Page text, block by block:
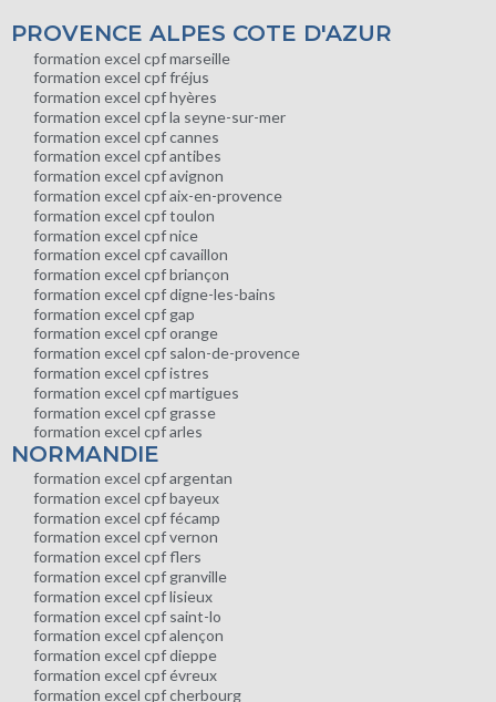
PROVENCE ALPES COTE D'AZUR
formation excel cpf marseille
formation excel cpf fréjus
formation excel cpf hyères
formation excel cpf la seyne-sur-mer
formation excel cpf cannes
formation excel cpf antibes
formation excel cpf avignon
formation excel cpf aix-en-provence
formation excel cpf toulon
formation excel cpf nice
formation excel cpf cavaillon
formation excel cpf briançon
formation excel cpf digne-les-bains
formation excel cpf gap
formation excel cpf orange
formation excel cpf salon-de-provence
formation excel cpf istres
formation excel cpf martigues
formation excel cpf grasse
formation excel cpf arles
NORMANDIE
formation excel cpf argentan
formation excel cpf bayeux
formation excel cpf fécamp
formation excel cpf vernon
formation excel cpf flers
formation excel cpf granville
formation excel cpf lisieux
formation excel cpf saint-lo
formation excel cpf alençon
formation excel cpf dieppe
formation excel cpf évreux
formation excel cpf cherbourg